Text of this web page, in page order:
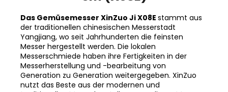
Das Gemüsemesser XinZuo Ji X08E
der traditionellen chinesischen Messerstadt
Yangjiang, wo seit Jahrhunderten die feinsten
Messer hergestellt werden. Die lokalen
Messerschmiede haben ihre Fertigkeiten in der
Messerherstellung und -bearbeitung von
Generation zu Generation weitergegeben. XinZuo
nutzt das Beste aus der modernen und
traditionellen Messerherstellung, um dieses Messer